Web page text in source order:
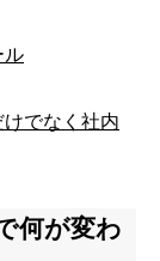
ル
でなく社内
何が変わ